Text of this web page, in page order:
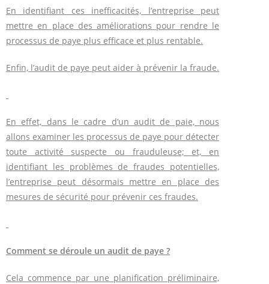
En identifiant ces inefficacités, l’entreprise peut
mettre en place des améliorations pour rendre le
processus de paye plus efficace et plus rentable.
Enfin, l’audit de paye peut aider à prévenir la fraude.
En effet, dans le cadre d’un audit de paie, nous
allons examiner les processus de paye pour détecter
toute activité suspecte ou frauduleuse; et, en
identifiant les problèmes de fraudes potentielles,
l’entreprise peut désormais mettre en place des
mesures de sécurité pour prévenir ces fraudes.
Comment se déroule un audit de paye ?
Cela commence par une planification préliminaire,